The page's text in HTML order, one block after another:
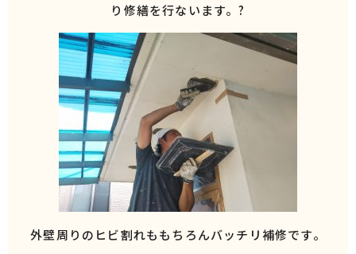
り修繕を行ないます。?
外壁周りのヒビ割れももちろんバッチリ補修です。